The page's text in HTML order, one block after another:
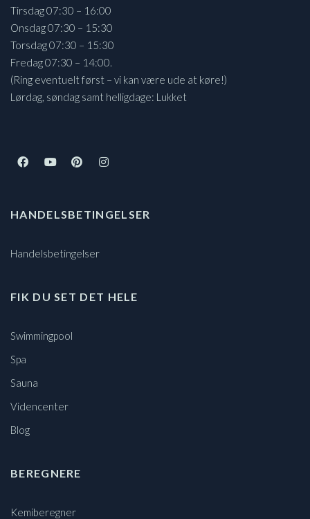
Tirsdag 07:30 – 16:00
Onsdag 07:30 – 15:30
Torsdag 07:30 – 15:30
Fredag 07:30 – 14:00.
(Ring eventuelt først – vi kan være ude at køre!)
Lørdag, søndag samt helligdage: Lukket
HANDELSBETINGELSER
Handelsbetingelser
FIK DU SET DET HELE
Swimmingpool
Spa
Sauna
Videncenter
Blog
BEREGNERE
Kemiberegner